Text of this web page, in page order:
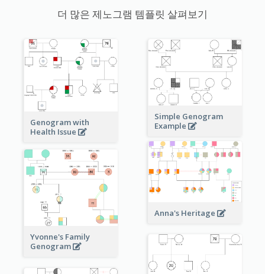
더 많은 제노그램 템플릿 살펴보기
Genogram with
Health Issue
Simple Genogram
Example
Anna's Heritage
Yvonne's Family
Genogram